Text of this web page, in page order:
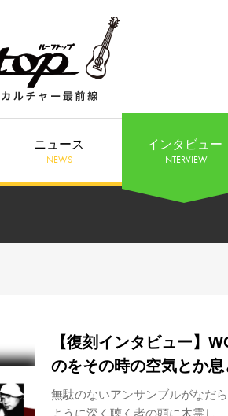
ニュース
NEWS
インタビュー
INTERVIEW
【復刻インタビュー】
のをその時の空気とか
無駄のないアンサンブルがなだ
ように深く聴く者の頭に木霊し